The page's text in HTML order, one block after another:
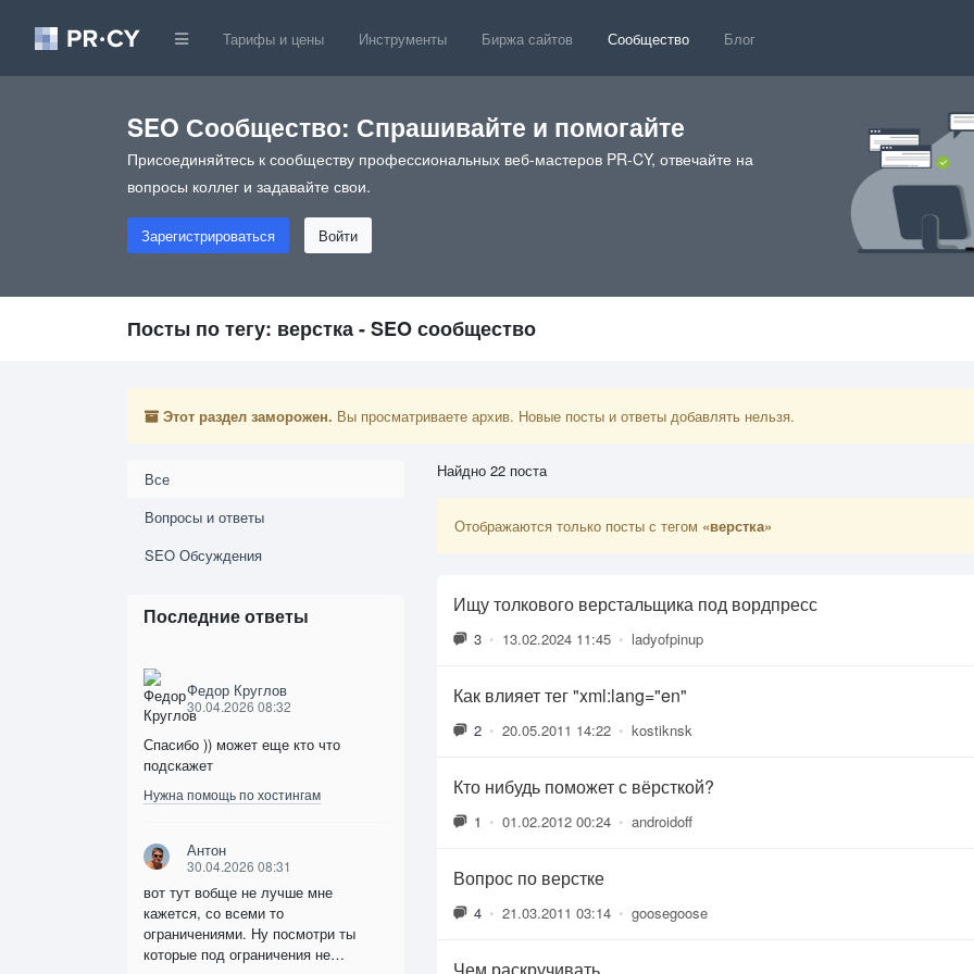
Тарифы и цены Инструменты Биржа сайтов Сообщество Блог
SEO Сообщество: Спрашивайте и помогайте
Присоединяйтесь к сообществу профессиональных веб-мастеров PR-CY, отвечайте на
вопросы коллег и задавайте свои.
Зарегистрироваться Войти
Посты по тегу: верстка - SEO сообщество
Этот раздел заморожен. Вы просматриваете архив. Новые посты и ответы добавлять нельзя.
Все
Вопросы и ответы
SEO Обсуждения
Последние ответы
Федор Круглов
30.04.2026 08:32
Спасибо )) может еще кто что
подскажет
Нужна помощь по хостингам
Антон
30.04.2026 08:31
вот тут вобще не лучше мне
кажется, со всеми то
ограничениями. Ну посмотри ты
которые под ограничения не…
Найдно 22 поста
Отображаются только посты с тегом «верстка»
Ищу толкового верстальщика под вордпресс
3 • 13.02.2024 11:45 • ladyofpinup
Как влияет тег "xml:lang="en"
2 • 20.05.2011 14:22 • kostiknsk
Кто нибудь поможет с вёрсткой?
1 • 01.02.2012 00:24 • androidoff
Вопрос по верстке
4 • 21.03.2011 03:14 • goosegoose